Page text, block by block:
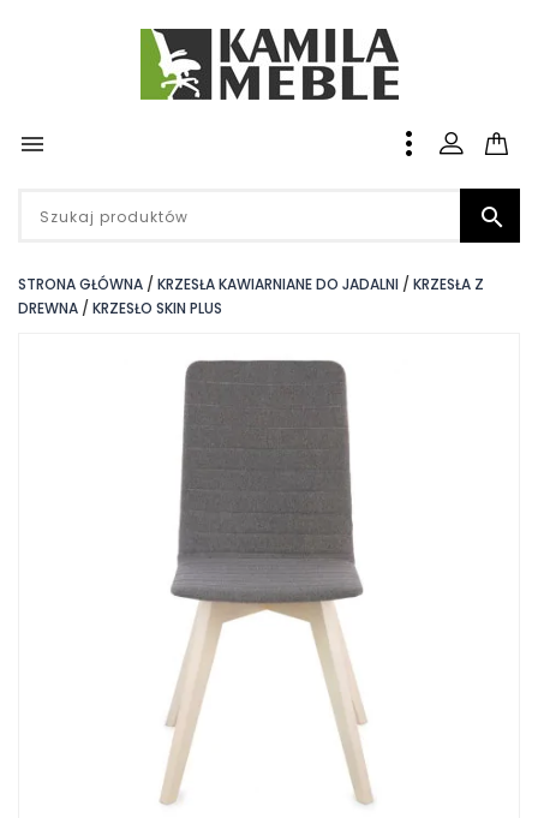


STRONA GŁÓWNA KRZESŁA KAWIARNIANE DO JADALNI
KRZESŁA Z
DREWNA
KRZESŁO SKIN PLUS